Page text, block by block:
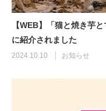
【WEB】「猫と焼き芋
に紹介されました
2024.10.10 お知らせ